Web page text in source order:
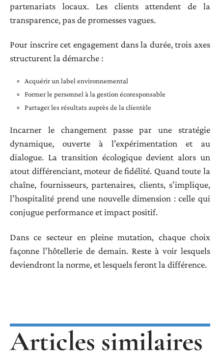
partenariats locaux. Les clients attendent de la
transparence, pas de promesses vagues.
Pour inscrire cet engagement dans la durée, trois axes
structurent la démarche :
Acquérir un label environnemental
Former le personnel à la gestion écoresponsable
Partager les résultats auprès de la clientèle
Incarner le changement passe par une stratégie
dynamique, ouverte à l’expérimentation et au
dialogue. La transition écologique devient alors un
atout différenciant, moteur de fidélité. Quand toute la
chaîne, fournisseurs, partenaires, clients, s’implique,
l’hospitalité prend une nouvelle dimension : celle qui
conjugue performance et impact positif.
Dans ce secteur en pleine mutation, chaque choix
façonne l’hôtellerie de demain. Reste à voir lesquels
deviendront la norme, et lesquels feront la différence.
Articles similaires